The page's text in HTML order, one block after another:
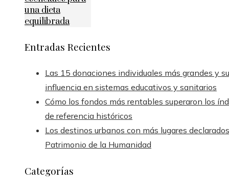
una dieta
equilibrada
Entradas Recientes
Las 15 donaciones individuales más grandes y su
influencia en sistemas educativos y sanitarios
Cómo los fondos más rentables superaron los
de referencia históricos
Los destinos urbanos con más lugares declarados
Patrimonio de la Humanidad
Categorías